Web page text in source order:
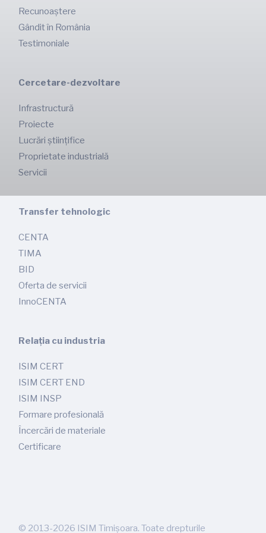
Recunoaștere
Gândit în România
Testimoniale
Cercetare-dezvoltare
Infrastructură
Proiecte
Lucrări științifice
Proprietate industrială
Servicii
Transfer tehnologic
CENTA
TIMA
BID
Oferta de servicii
InnoCENTA
Relația cu industria
ISIM CERT
ISIM CERT END
ISIM INSP
Formare profesională
Încercări de materiale
Certificare
© 2013-2026 ISIM Timișoara. Toate drepturile